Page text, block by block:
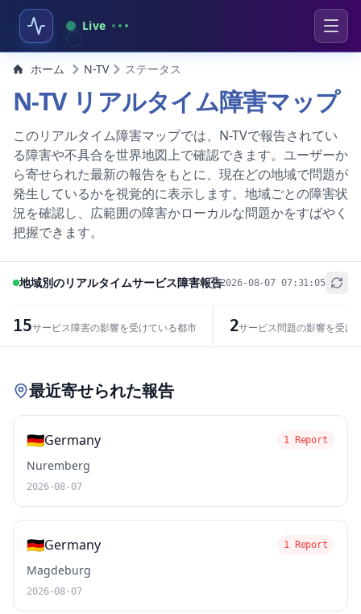
Live
ホーム N-TV ステータス
N-TV リアルタイム障害マップ
このリアルタイム障害マップでは、N-TVで報告されてい
る障害や不具合を世界地図上で確認できます。ユーザーか
ら寄せられた最新の報告をもとに、現在どの地域で問題が
発生しているかを視覚的に表示します。地域ごとの障害状
況を確認し、広範囲の障害かローカルな問題かをすばやく
把握できます。
地域別のリアルタイムサービス障害報告2026-08-07 07:31:05
15サービス障害の影響を受けている都市 2サービス問題の影響を受け
+
最近寄せられた報告
🇩🇪Germany 1 Report
Nuremberg
2026-08-07
🇩🇪Germany 1 Report
Magdeburg
2026-08-07